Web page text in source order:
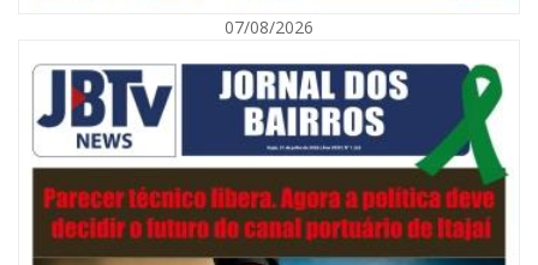
Defesa Civil orienta população sobre descarte correto de lixo para
prevenir alagamentos
NAVEGANTES
07/08/2026